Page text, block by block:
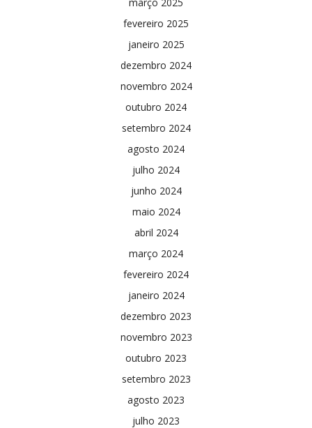
fevereiro 2025
janeiro 2025
dezembro 2024
novembro 2024
outubro 2024
setembro 2024
agosto 2024
julho 2024
junho 2024
maio 2024
abril 2024
março 2024
fevereiro 2024
janeiro 2024
dezembro 2023
novembro 2023
outubro 2023
setembro 2023
agosto 2023
julho 2023